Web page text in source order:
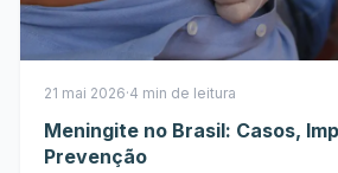
21 mai 2026·4 min de leitura
Meningite no Brasil: Casos,
Prevenção